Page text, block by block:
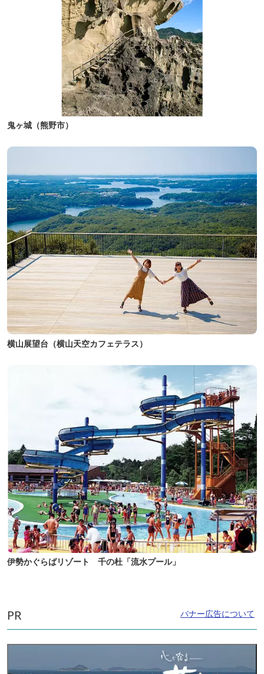
鬼ヶ城（熊野市）
横山展望台（横山天空カフェテラス）
伊勢かぐらばリゾート 千の杜「流水プール」
PR バナー広告について